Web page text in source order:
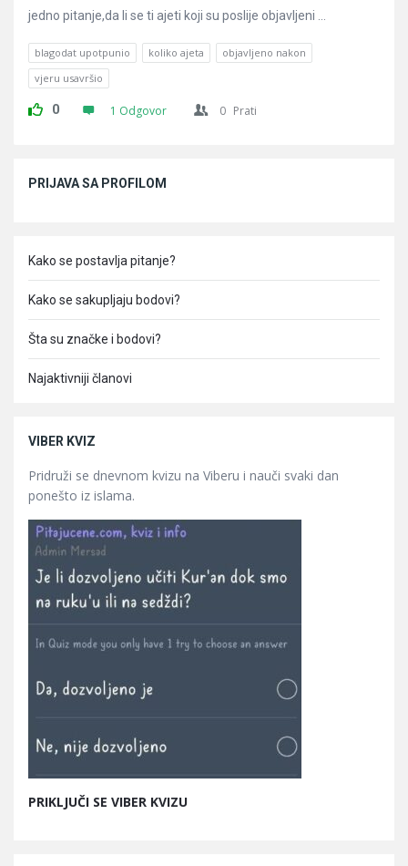
jedno pitanje,da li se ti ajeti koji su poslije objavljeni ...
blagodat upotpunio koliko ajeta
objavljeno nakon
vjeru usavršio
0 1 Odgovor 0 Prati
PRIJAVA SA PROFILOM
Kako se postavlja pitanje?
Kako se sakupljaju bodovi?
Šta su značke i bodovi?
Najaktivniji članovi
VIBER KVIZ
Pridruži se dnevnom kvizu na Viberu i nauči svaki dan
ponešto iz islama.
PRIKLJUČI SE VIBER KVIZU